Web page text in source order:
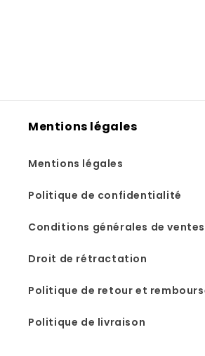
Mentions légales
Mentions légales
Politique de confidentialité
Conditions générales de ventes
Droit de rétractation
Politique de retour et
Politique de livraison